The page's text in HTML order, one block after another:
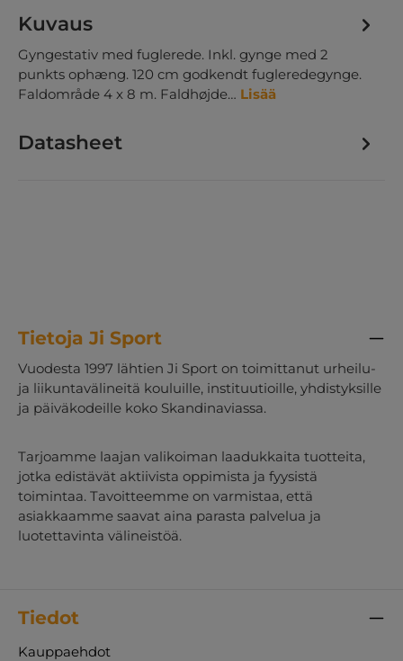
Kuvaus
Gyngestativ med fuglerede. Inkl. gynge med 2
punkts ophæng. 120 cm godkendt fugleredegynge.
Faldområde 4 x 8 m. Faldhøjde… Lisää
Datasheet
Tietoja Ji Sport
Vuodesta 1997 lähtien Ji Sport on toimittanut urheilu-
ja liikuntavälineitä kouluille, instituutioille, yhdistyksille
ja päiväkodeille koko Skandinaviassa.
Tarjoamme laajan valikoiman laadukkaita tuotteita,
jotka edistävät aktiivista oppimista ja fyysistä
toimintaa. Tavoitteemme on varmistaa, että
asiakkaamme saavat aina parasta palvelua ja
luotettavinta välineistöä.
Tiedot
Kauppaehdot